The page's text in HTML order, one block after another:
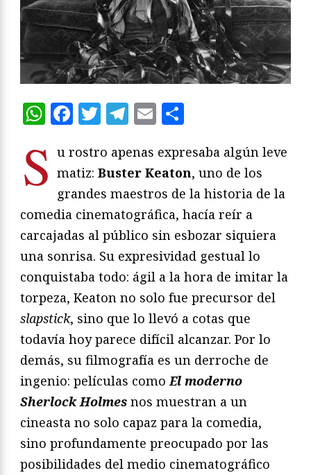
WhatsApp
Facebook
Twitter
Telegram
Email
S u rostro apenas expresaba algún leve
matiz: Buster Keaton, uno de los
grandes maestros de la historia de la
comedia cinematográfica, hacía reír a
carcajadas al público sin esbozar siquiera
una sonrisa. Su expresividad gestual lo
conquistaba todo: ágil a la hora de imitar la
torpeza, Keaton no solo fue precursor del
slapstick, sino que lo llevó a cotas que
todavía hoy parece difícil alcanzar. Por lo
demás, su filmografía es un derroche de
ingenio: películas como El moderno
Sherlock Holmes nos muestran a un
cineasta no solo capaz para la comedia,
sino profundamente preocupado por las
posibilidades del medio cinematográfico